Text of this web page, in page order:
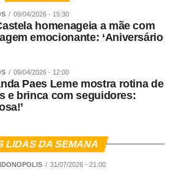
09/04/2026 - 15:30
homenageia a mãe com
emocionante: ‘Aniversário
09/04/2026 - 12:00
Paes Leme mostra rotina de
e brinca com seguidores:
LIDAS DA SEMANA
31/07/2026 - 21:00